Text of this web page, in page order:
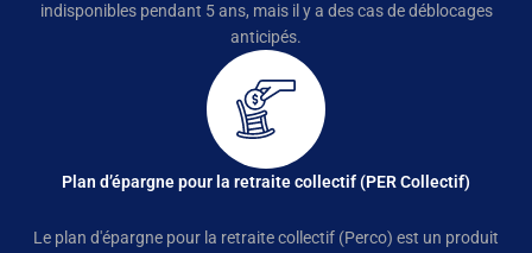
indisponibles pendant 5 ans, mais il y a des cas de déblocages
anticipés.
Plan d’épargne pour la retraite collectif (PER Collectif)
Le plan d'épargne pour la retraite collectif (Perco) est un produit